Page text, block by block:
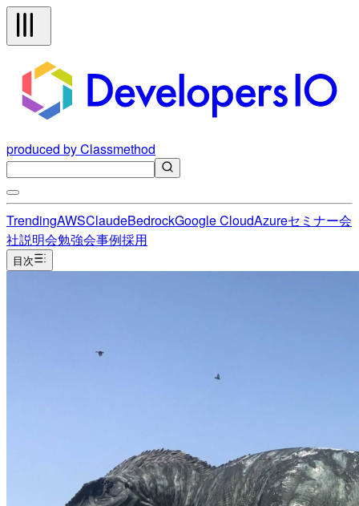
produced by Classmethod
TrendingAWSClaudeBedrockGoogle CloudAzureセミナー会
社説明会勉強会事例採用
目次